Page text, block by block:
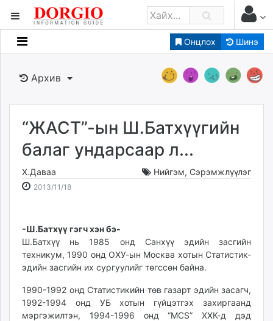
Онцлох Шинэ
Мэдээллийн
Банк санхүү
Бизнес ААН
Төрийн
dorgio.mn
Gogo.mn
zindaa.mn
Baabar.mn
tovch.mn
mnb.mn
Livetv.mn
Архив
“ЖАСТ”-ын Ш.Батхүүгийн
балаг ундарсаар л...
Х.Даваа Нийгэм, Сэрэмжлүүлэг
2013/11/182013-
15:23:12
2026-
01:41:46
-Ш.Батхүүгэгч хэн бэ-
Ш.Батхүү нь 1985 онд Санхүү эдийн засгийн
техникум, 1990 онд ОХУ-ын Москва хотын Статистик-
эдийн засгийн их сургуулийг төгссөн байна.
1990-1992 онд Статистикийн төв газарт эдийн засагч,
1992-1994 онд УБ хотын гүйцэтгэх захиргаанд
мэргэжилтэн, 1994-1996 онд “MCS” ХХК-д дэд